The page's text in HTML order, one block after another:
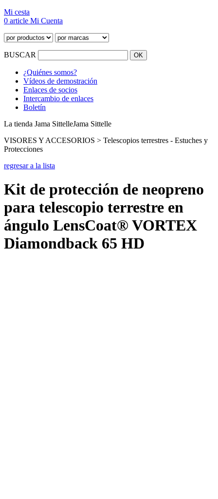
Mi cesta
0 article Mi Cuenta
BUSCAR
¿Quiénes somos?
Vídeos de demostración
Enlaces de socios
Intercambio de enlaces
Boletín
La tienda Jama SittelleJama Sittelle
VISORES Y ACCESORIOS > Telescopios terrestres - Estuches y
Protecciones
regresar a la lista
Kit de protección de neopreno
para telescopio terrestre en
ángulo LensCoat® VORTEX
Diamondback 65 HD